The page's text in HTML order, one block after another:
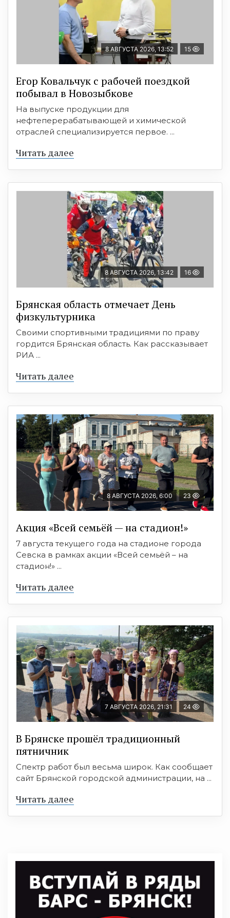
8 АВГУСТА 2026, 13:52 15
Егор Ковальчук с рабочей поездкой
побывал в Новозыбкове
На выпуске продукции для
нефтеперерабатывающей и химической
отраслей специализируется первое. ...
Читать далее
8 АВГУСТА 2026, 13:42 16
Брянская область отмечает День
физкультурника
Своими спортивными традициями по праву
гордится Брянская область. Как рассказывает
РИА ...
Читать далее
8 АВГУСТА 2026, 6:00 23
Акция «Всей семьёй — на стадион!»
7 августа текущего года на стадионе города
Севска в рамках акции «Всей семьёй – на
стадион!» ...
Читать далее
7 АВГУСТА 2026, 21:31 24
В Брянске прошёл традиционный
пятничник
Спектр работ был весьма широк. Как сообщает
сайт Брянской городской администрации, на ...
Читать далее